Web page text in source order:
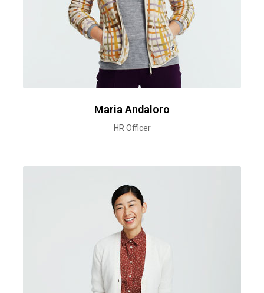
Maria Andaloro
HR Officer